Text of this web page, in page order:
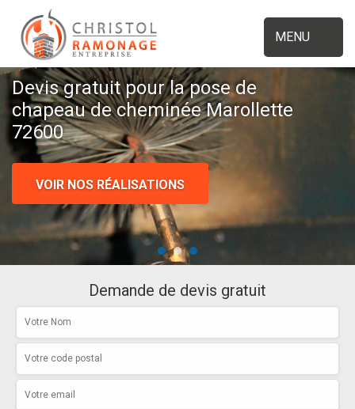
MENU
Devis gratuit pour la pose de
chapeau de cheminée Marollette
72600
VOIR NOS RÉALISATIONS
Demande de devis gratuit